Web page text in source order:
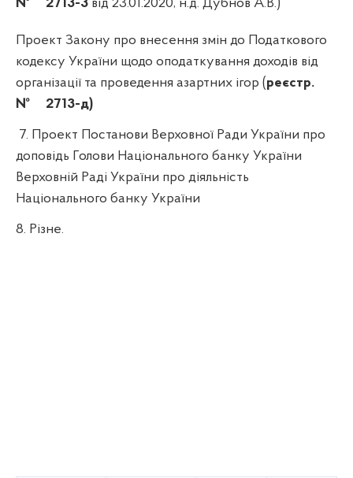
№ 2713-3 від 23.01.2020, н.д. Дубнов А.В.)
Проект Закону про внесення змін до Податкового
кодексу України щодо оподаткування доходів від
організації та проведення азартних ігор (реєстр.
№
2713-д)
7. Проект Постанови Верховної Ради України про
доповідь Голови Національного банку України
Верховній Раді України про діяльність
Національного банку України
8. Різне.